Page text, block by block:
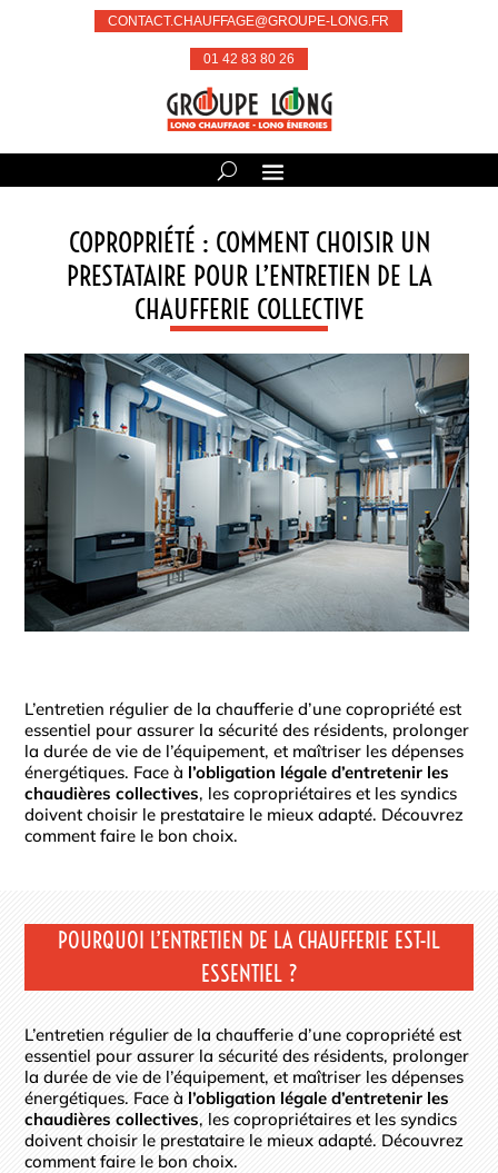
CONTACT.CHAUFFAGE@GROUPE-LONG.FR
01 42 83 80 26
COPROPRIÉTÉ : COMMENT CHOISIR UN
PRESTATAIRE POUR L’ENTRETIEN DE LA
CHAUFFERIE COLLECTIVE
L’entretien régulier de la chaufferie d’une copropriété est
essentiel pour assurer la sécurité des résidents, prolonger
la durée de vie de l’équipement, et maîtriser les dépenses
énergétiques. Face à l’obligation légale d’entretenir les
chaudières collectives, les copropriétaires et les syndics
doivent choisir le prestataire le mieux adapté. Découvrez
comment faire le bon choix.
POURQUOI L’ENTRETIEN DE LA CHAUFFERIE EST-IL
ESSENTIEL ?
L’entretien régulier de la chaufferie d’une copropriété est
essentiel pour assurer la sécurité des résidents, prolonger
la durée de vie de l’équipement, et maîtriser les dépenses
énergétiques. Face à l’obligation légale d’entretenir les
chaudières collectives, les copropriétaires et les syndics
doivent choisir le prestataire le mieux adapté. Découvrez
comment faire le bon choix.